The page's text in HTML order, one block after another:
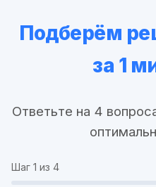
Подберём
за 1
Ответьте на 4
Шаг 1 из 4